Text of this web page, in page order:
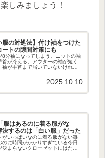
しみましょう！
服の対処法】付け袖をつけた
ートの隙間対策にも
8分袖になってしまう。ニットの袖
首が冷える。アウターの袖が短く
袖が手首まで届いていないけれ
めの方にとって、服の袖丈問題は
悩みです。あんぱん...2025.10.10
服はあるのに着る服がな
決するのは「白い服」だった
がいっぱいなのに着る服がない毎
のに時間がかかりすぎている今日
決まらないクローゼットにはたく